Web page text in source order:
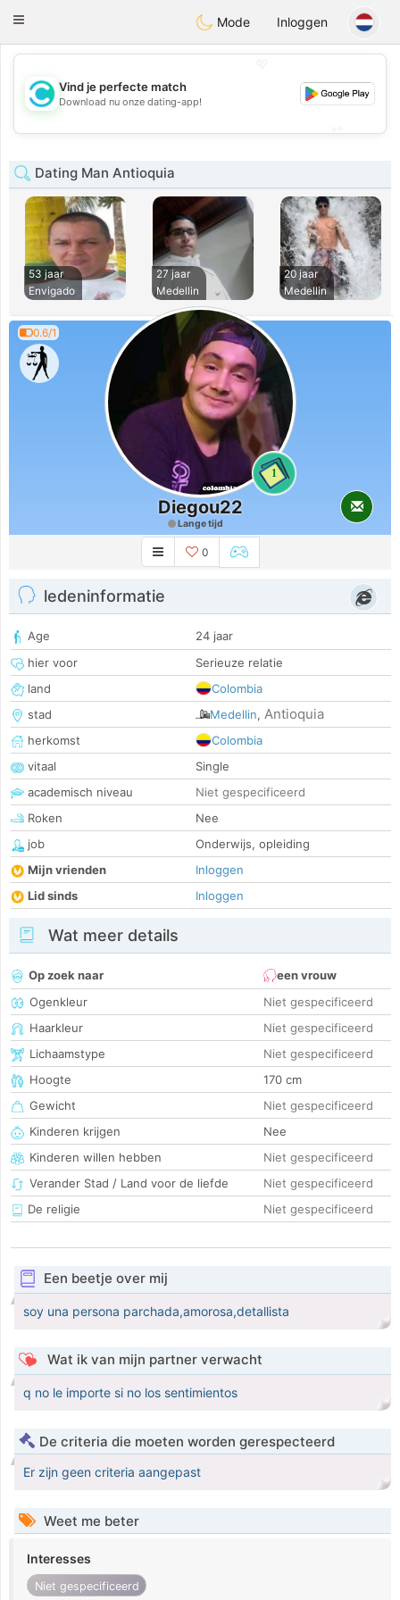
olombiaCitas
Toggle
Mode Inloggen
💖
💕
Vind je perfecte match
Download nu onze dating-app!
Dating Man Antioquia
53 jaar
Envigado
27 jaar
Medellin
20 jaar
Medellin
0.6/1
1
Diegou22
Lange tijd
0
ledeninformatie
Age
24 jaar
hier voor
Serieuze relatie
land
Colombia
stad
Medellin, Antioquia
herkomst
Colombia
vitaal
Single
academisch niveau
Niet gespecificeerd
Roken
Nee
job
Onderwijs, opleiding
Mijn vrienden
Inloggen
Lid sinds
Inloggen
Wat meer details
Op zoek naar
een vrouw
Ogenkleur
Niet gespecificeerd
Haarkleur
Niet gespecificeerd
Lichaamstype
Niet gespecificeerd
Hoogte
170 cm
Gewicht
Niet gespecificeerd
Kinderen krijgen
Nee
Kinderen willen hebben
Niet gespecificeerd
Verander Stad / Land voor de liefde
Niet gespecificeerd
De religie
Niet gespecificeerd
Een beetje over mij
soy una persona parchada,amorosa,detallista
Wat ik van mijn partner verwacht
q no le importe si no los sentimientos
De criteria die moeten worden gerespecteerd
Er zijn geen criteria aangepast
Weet me beter
Interesses
Niet gespecificeerd